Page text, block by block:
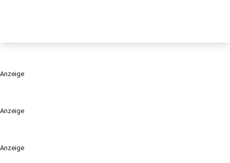
Anzeige
Anzeige
Anzeige